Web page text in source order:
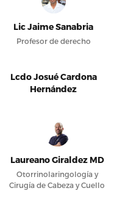
Lic Jaime Sanabria
Profesor de derecho
Lcdo Josué Cardona
Hernández
Laureano Giraldez MD
Otorrinolaringología y
Cirugía de Cabeza y Cuello